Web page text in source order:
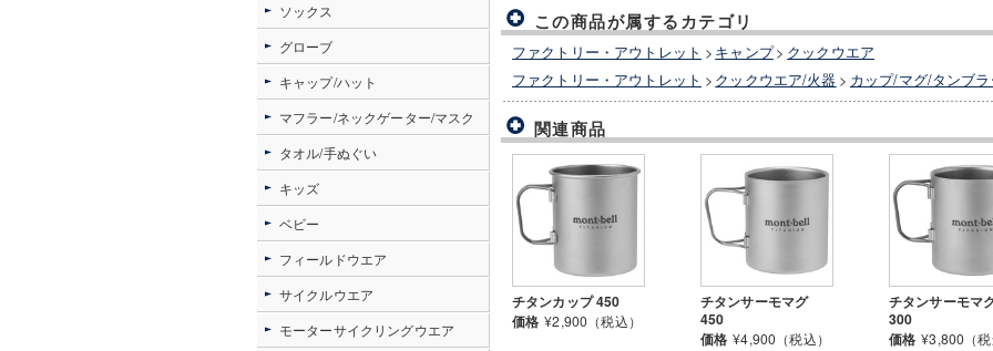
この商品が属するカテゴリ
ファクトリー・アウトレット > キャンプ> クックウエア
ファクトリー・アウトレット > クックウエア/火器 > カップ/マグ/タンブ
関連商品
チタンカップ 450
価格 ¥2,900（税込）
チタンサーモマグ
450
価格 ¥4,900（税込）
チタンサーモマ
300
価格 ¥3,800（税
ソックス
グローブ
キャップ/ハット
マフラー/ネックゲーター/マスク
タオル/手ぬぐい
キッズ
ベビー
フィールドウエア
サイクルウエア
モーターサイクリングウエア